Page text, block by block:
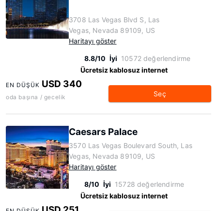
3708 Las Vegas Blvd S, Las
Vegas, Nevada 89109, US
Haritayı göster
8.8/10 İyi 10572 değerlendirme
Ücretsiz kablosuz internet
EN DÜŞÜK USD 340
oda başına / gecelik Seç
Caesars Palace
3570 Las Vegas Boulevard South, Las
Vegas, Nevada 89109, US
Haritayı göster
8/10 İyi 15728 değerlendirme
Ücretsiz kablosuz internet